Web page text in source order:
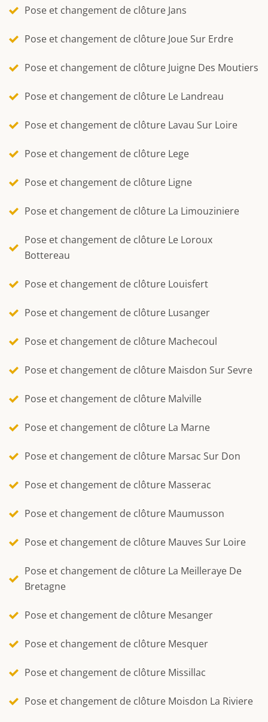
Pose et changement de clôture Jans
Pose et changement de clôture Joue Sur Erdre
Pose et changement de clôture Juigne Des Moutiers
Pose et changement de clôture Le Landreau
Pose et changement de clôture Lavau Sur Loire
Pose et changement de clôture Lege
Pose et changement de clôture Ligne
Pose et changement de clôture La Limouziniere
Pose et changement de clôture Le Loroux
Bottereau
Pose et changement de clôture Louisfert
Pose et changement de clôture Lusanger
Pose et changement de clôture Machecoul
Pose et changement de clôture Maisdon Sur Sevre
Pose et changement de clôture Malville
Pose et changement de clôture La Marne
Pose et changement de clôture Marsac Sur Don
Pose et changement de clôture Masserac
Pose et changement de clôture Maumusson
Pose et changement de clôture Mauves Sur Loire
Pose et changement de clôture La Meilleraye De
Bretagne
Pose et changement de clôture Mesanger
Pose et changement de clôture Mesquer
Pose et changement de clôture Missillac
Pose et changement de clôture Moisdon La Riviere